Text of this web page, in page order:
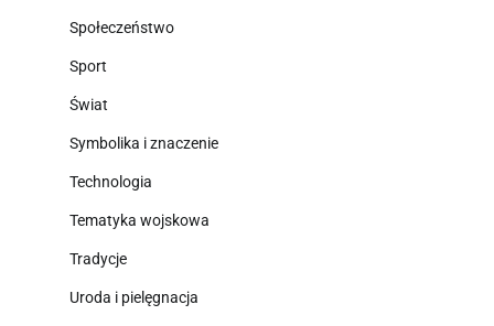
Społeczeństwo
Sport
Świat
Symbolika i znaczenie
Technologia
Tematyka wojskowa
Tradycje
Uroda i pielęgnacja